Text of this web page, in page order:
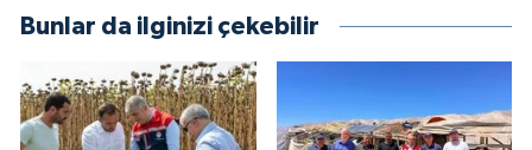
Bunlar da ilginizi çekebilir